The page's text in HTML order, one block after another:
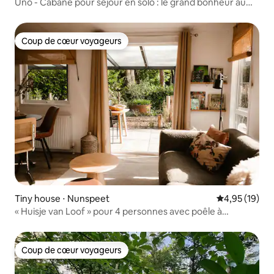
Coup de cœur voyageurs
Coup de cœur voyageurs
Tiny house ⋅ Nunspeet Évaluation
4,95 (19)
« Huisje van Loof » pour 4 personnes avec poêle à
Coup de cœur voyageurs
Coup de cœur voyageurs